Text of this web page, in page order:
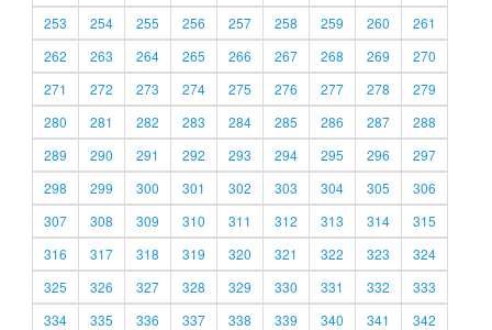
253
254 255 256 257 258 259 260
261
262
263 264 265 266 267 268 269
270
271
272 273 274 275 276 277 278
279
280
281 282 283 284 285 286 287
288
289
290 291 292 293 294 295 296
297
298
299 300 301 302 303 304 305
306
307
308 309 310 311 312 313 314
315
316
317 318 319 320 321 322 323
324
325
326 327 328 329 330 331 332
333
334
335 336 337 338 339 340 341 342